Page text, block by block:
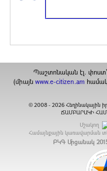
Պաշտոնական էլ.
(միայն www.e-citizen.am
© 2008 -2026 Հեղինակային
ՃԱՄԲԱՐԱԿԻ
Մշակող
Համայնքային կառավարման
ԲԿԳ Մրցանակ